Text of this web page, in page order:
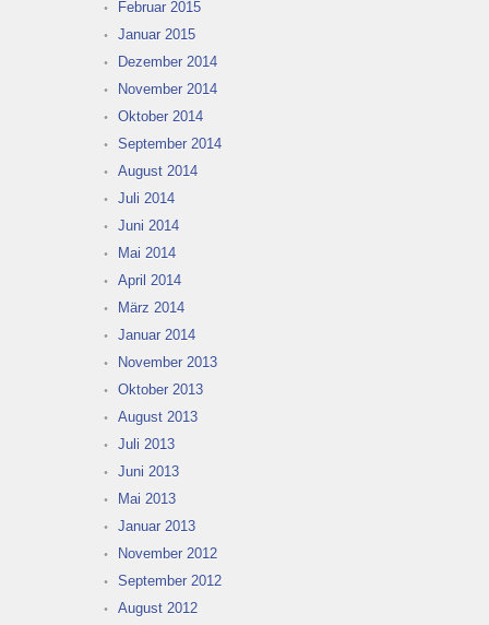
Februar 2015
Januar 2015
Dezember 2014
November 2014
Oktober 2014
September 2014
August 2014
Juli 2014
Juni 2014
Mai 2014
April 2014
März 2014
Januar 2014
November 2013
Oktober 2013
August 2013
Juli 2013
Juni 2013
Mai 2013
Januar 2013
November 2012
September 2012
August 2012